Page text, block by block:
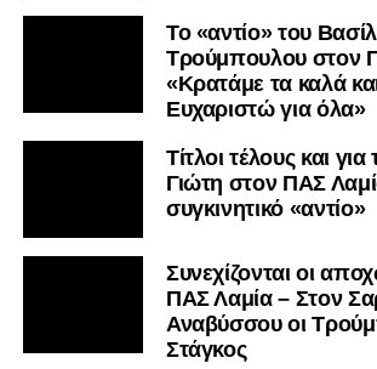
Το «αντίο» του
Τρούμπουλου στον
«Κρατάμε τα καλά
Ευχαριστώ για όλα»
Τίτλοι τέλους και
Γιώτη στον ΠΑΣ
συγκινητικό «αντίο»
Συνεχίζονται οι
ΠΑΣ Λαμία – Στον
Αναβύσσου οι
Στάγκος